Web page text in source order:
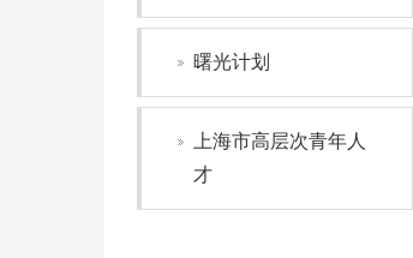
曙光计划
上海市高层次青年人
才